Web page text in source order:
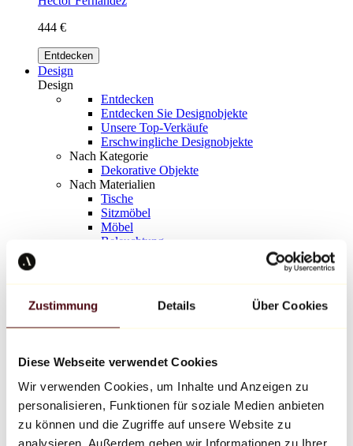
Zustimmung Details Über Cookies
Diese Webseite verwendet Cookies
Wir verwenden Cookies, um Inhalte und Anzeigen zu
personalisieren, Funktionen für soziale Medien anbieten
zu können und die Zugriffe auf unsere Website zu
analysieren. Außerdem geben wir Informationen zu Ihrer
444 €
Entdecken
Design
Design
Entdecken
Entdecken Sie Designobjekte
Unsere Top-Verkäufe
Erschwingliche Designobjekte
Nach Kategorie
Dekorative Objekte
Nach Materialien
Tische
Sitzmöbel
Möbel
Beleuchtung
Richard Orlinski
Keith Haring
Jeff Koons
Jean-Michel Basquiat
Alle Designer
Werk der Woche